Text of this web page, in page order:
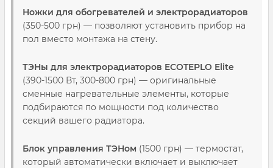
Ножки для обогревателей и электрорадиаторов
(350-500 грн) — позволяют установить прибор на
пол вместо монтажа на стену.
ТЭНы для электрорадиаторов ECOTEPLO Elite
(390-1500 Вт, 300-800 грн) — оригинальные
сменные нагревательные элементы, которые
подбираются по мощности под количество
секций вашего радиатора.
Блок управления ТЭНом (1500 грн) — термостат,
который автоматически включает и выключает